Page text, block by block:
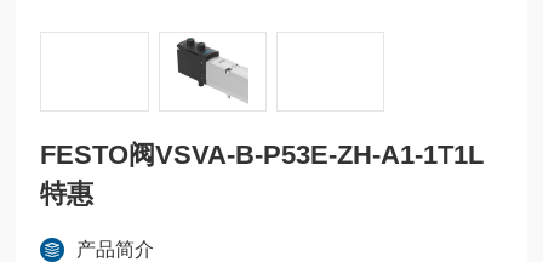
FESTO阀VSVA-B-P53E-ZH-A1-1T1L
特惠
产品简介